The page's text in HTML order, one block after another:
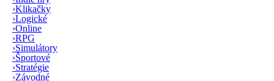
›Klikačky
›Logické
›Online
›RPG
›Simulátory
›Športové
›Stratégie
›Závodné